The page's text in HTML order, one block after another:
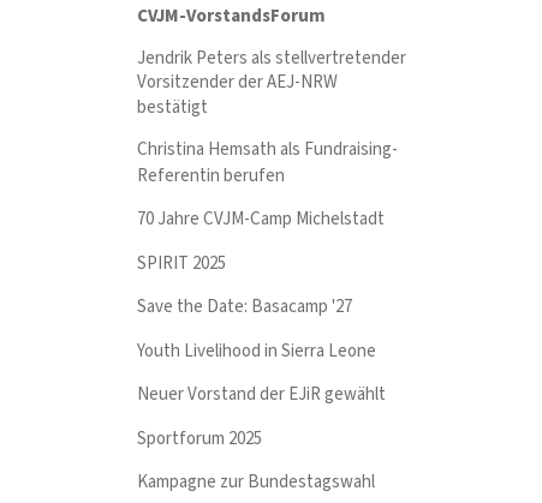
CVJM-VorstandsForum
Jendrik Peters als stellvertretender
Vorsitzender der AEJ-NRW
bestätigt
Christina Hemsath als Fundraising-
Referentin berufen
70 Jahre CVJM-Camp Michelstadt
SPIRIT 2025
Save the Date: Basacamp '27
Youth Livelihood in Sierra Leone
Neuer Vorstand der EJiR gewählt
Sportforum 2025
Kampagne zur Bundestagswahl